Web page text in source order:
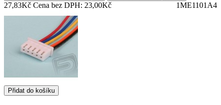
27,83Kč Cena bez DPH: 23,00Kč 1ME1101A4
Přidat do košíku